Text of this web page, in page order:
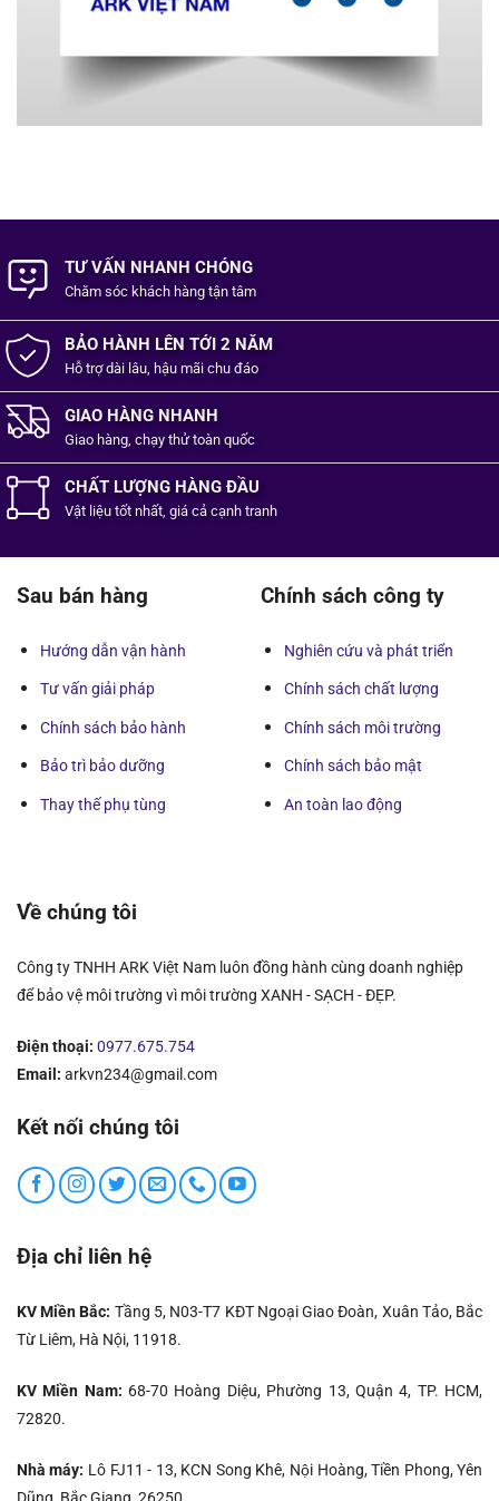
TƯ VẤN NHANH CHÓNG
Chăm sóc khách hàng tận tâm
BẢO HÀNH LÊN TỚI 2 NĂM
Hỗ trợ dài lâu, hậu mãi chu đáo
GIAO HÀNG NHANH
Giao hàng, chạy thử toàn quốc
CHẤT LƯỢNG HÀNG ĐẦU
Vật liệu tốtnhất, giá cả cạnh tranh
Sau bán hàng
Hướng dẫn vận hành
Tư vấn giải pháp
Chính sách bảo hành
Bảo trì bảo dưỡng
Thay thế phụ tùng
Chính sách công ty
Nghiên cứu và phát triển
Chính sách chất lượng
Chính sách môi trường
Chính sách bảo mật
An toàn lao động
Về chúng tôi
Công ty TNHH ARK Việt Nam luôn đồng hành cùng doanh nghiệp
để bảo vệ môi trường vì môi trường XANH - SẠCH - ĐẸP.
Điện thoại: 0977.675.754
Email: arkvn234@gmail.com
Kết nối chúng tôi
Địa chỉ liên hệ
KV Miền Bắc: Tầng 5, N03-T7 KĐT Ngoại Giao Đoàn, Xuân Tảo, Bắc
Từ Liêm, Hà Nội, 11918.
KV Miền Nam: 68-70 Hoàng Diệu, Phường 13, Quận 4, TP. HCM,
72820.
Nhà máy: Lô FJ11 - 13, KCN Song Khê, Nội Hoàng, Tiền Phong, Yên
Dũng, Bắc Giang, 26250.